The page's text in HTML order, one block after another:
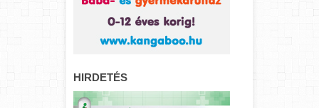
HIRDETÉS